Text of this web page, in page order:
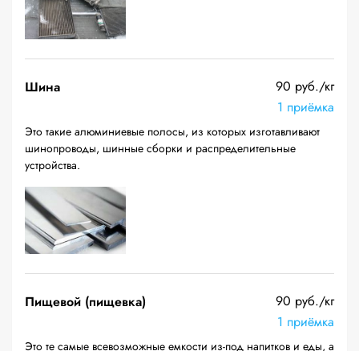
Шина
90 руб./кг
1 приёмка
Это такие алюминиевые полосы, из которых изготавливают
шинопроводы, шинные сборки и распределительные
устройства.
Пищевой (пищевка)
90 руб./кг
1 приёмка
Это те самые всевозможные емкости из-под напитков и еды, а